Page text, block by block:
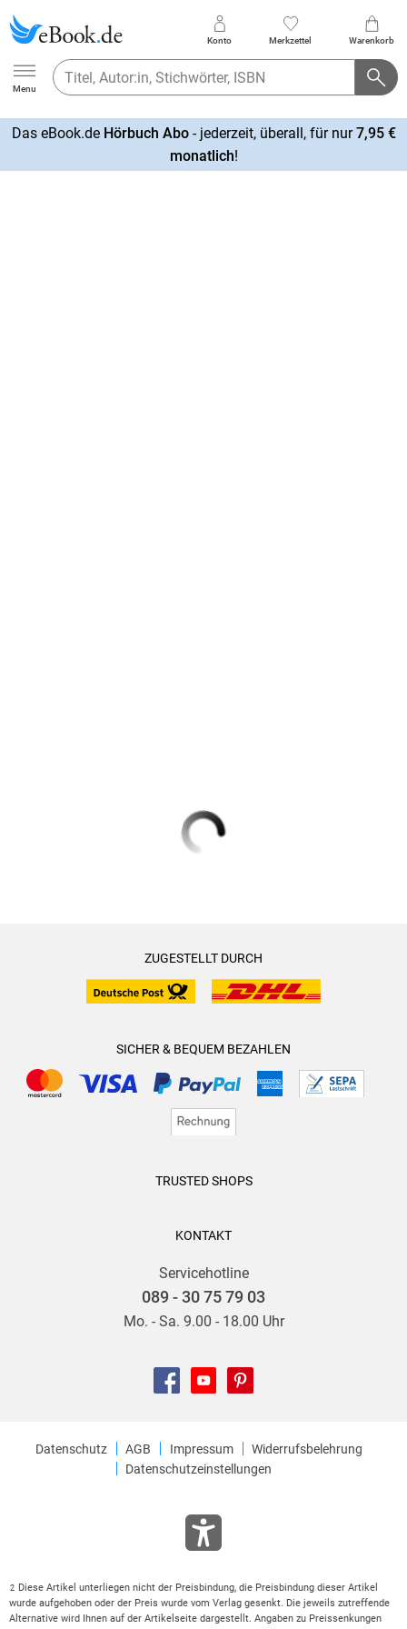
Ebook.de
Menu
Konto Merkzettel Warenkorb
Das eBook.de Hörbuch Abo- jederzeit, überall, für nur7,95 €
monatlich!
ZUGESTELLT DURCH
SICHER & BEQUEM BEZAHLEN
TRUSTED SHOPS
KONTAKT
Servicehotline
089 - 30 75 79 03
Mo. - Sa. 9.00 - 18.00 Uhr
Datenschutz AGB Impressum
Widerrufsbelehrung
Datenschutzeinstellungen
2 Diese Artikel unterliegen nicht der Preisbindung, die Preisbindung dieser Artikel
wurde aufgehoben oder der Preis wurde vom Verlag gesenkt. Die jeweils zutreffende
Alternative wird Ihnen auf der Artikelseite dargestellt. Angaben zu Preissenkungen